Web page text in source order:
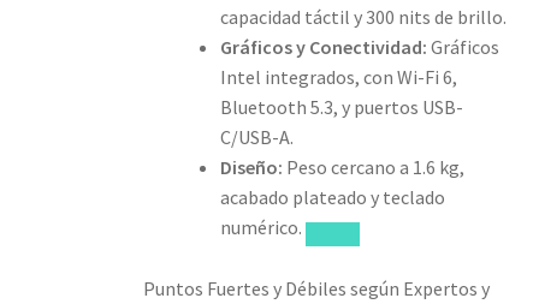
capacidad táctil y 300 nits de brillo.
Gráficos y Conectividad: Gráficos
Intel integrados, con Wi-Fi 6,
Bluetooth 5.3, y puertos USB-
C/USB-A.
Diseño: Peso cercano a 1.6 kg,
acabado plateado y teclado
numérico.
Puntos Fuertes y Débiles según Expertos y